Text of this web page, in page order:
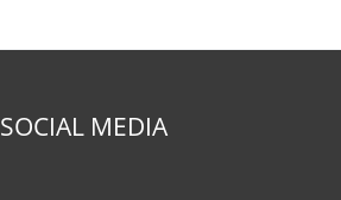
SOCIAL MEDIA